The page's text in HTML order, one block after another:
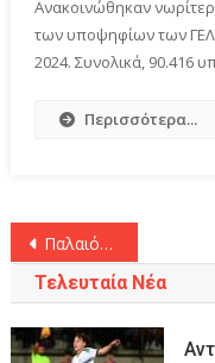
Ανακοινώθηκαν
των υποψηφίων των ΓΕΛ
2024. Συνολικά, 90.416
Περισσότερα...
Πλοήγηση
άρθρων
Παλαιότερα άρθρα
Τελευταία Νέα